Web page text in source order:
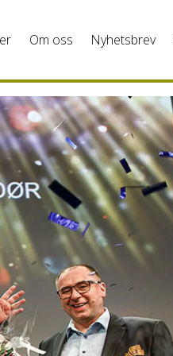
Om oss Nyhetsbrev